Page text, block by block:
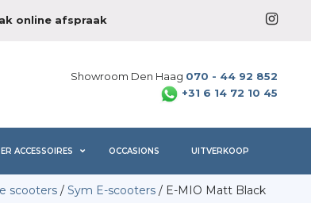
online afspraak
Showroom Den Haag 070 - 44 92 852
+31 6 14 72 10 45
ACCESSOIRES OCCASIONS UITVERKOOP
scooters / Sym E-scooters / E-MIO Matt Black